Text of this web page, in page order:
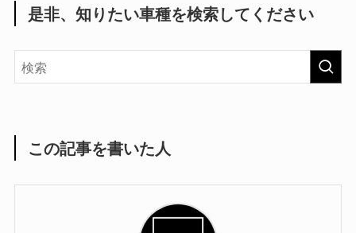
是非、知りたい車種を検索してください
この記事を書いた人